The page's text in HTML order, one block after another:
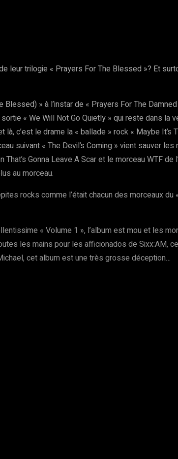
leur trilogie « Prayers For The Blessed »? Et
Blessed) » à l’instar de « Prayers For The
« We Will Not Go Quietly » qui reste dans la
c’est le drame la « ballade » rock « Maybe
suivant « The Devil’s Coming » vient sauver
Gonna Leave A Scar et le morceau WTF
au morceau.
rocks comme l’était chacun des morceaux
« Volume 1 », l’album est mou et les
les mains pour les afficionados de
cet album est une très grosse déception…